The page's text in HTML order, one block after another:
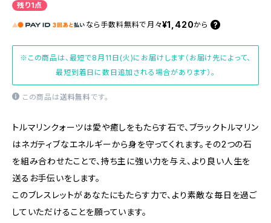
残り1点
なら 手数料無料で 月々¥1,420から
※この商品は、最短で8月11日(火)にお届けします（お届け先によって、
最短到着日に数日追加される場合があります）。
この商品は送料無料です。
トルマリンクォーツは愛や癒しをもたらす石で、ブラックトルマリン
はネガティブなエネルギーから身を守ってくれます。その2つの石
を組み合わせたことで、持ち主に強い力を与え、より良い人生を
送るお手伝いをします。
このブレスレットがあなたにもたらす力で、より素敵な毎日を過ご
していただけることを願っています。